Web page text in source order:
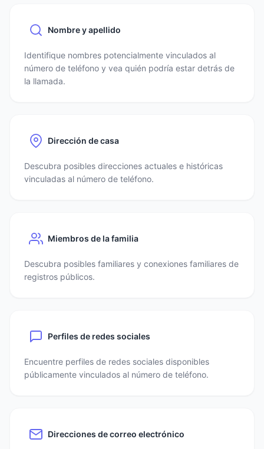
Nombre y apellido
Identifique nombres potencialmente vinculados al
número de teléfono y vea quién podría estar detrás de
la llamada.
Dirección de casa
Descubra posibles direcciones actuales e históricas
vinculadas al número de teléfono.
Miembros de la familia
Descubra posibles familiares y conexiones familiares de
registros públicos.
Perfiles de redes sociales
Encuentre perfiles de redes sociales disponibles
públicamente vinculados al número de teléfono.
Direcciones de correo electrónico